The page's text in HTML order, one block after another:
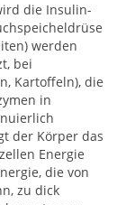
die Insulin-
werden
bei
Kartoffeln), die
in
der Körper das
Energie
die von
zu dick